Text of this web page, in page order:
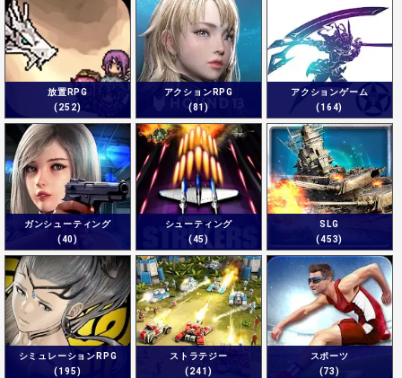
放置RPG
(252)
アクションRPG
(81)
アクションゲーム
(164)
ガンシューティング
(40)
シューティング
(45)
SLG
(453)
シミュレーションRPG
(195)
ストラテジー
(241)
スポーツ
(73)